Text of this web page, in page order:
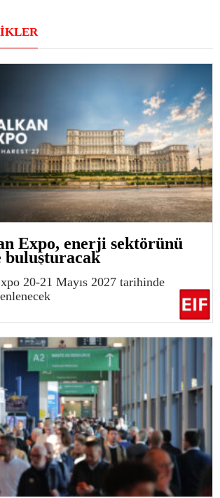
Expo, enerji sektörünü
buluşturacak
20-21 Mayıs 2027 tarihinde